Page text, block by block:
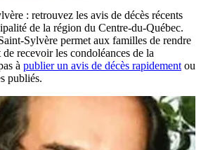
: retrouvez les avis de décès récents
de la région du Centre-du-Québec.
Sylvère permet aux familles de rendre
recevoir les condoléances de la
à publier un avis de décès rapidement ou
publiés.